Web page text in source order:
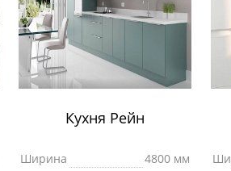
Кухня Рейн
Ширина
4800 мм